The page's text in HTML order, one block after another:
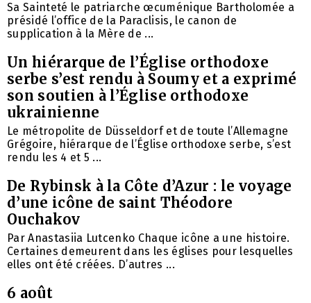
Sa Sainteté le patriarche œcuménique Bartholomée a
présidé l’office de la Paraclisis, le canon de
supplication à la Mère de ...
Un hiérarque de l’Église orthodoxe
serbe s’est rendu à Soumy et a exprimé
son soutien à l’Église orthodoxe
ukrainienne
Le métropolite de Düsseldorf et de toute l’Allemagne
Grégoire, hiérarque de l’Église orthodoxe serbe, s’est
rendu les 4 et 5 ...
De Rybinsk à la Côte d’Azur : le voyage
d’une icône de saint Théodore
Ouchakov
Par Anastasiia Lutcenko Chaque icône a une histoire.
Certaines demeurent dans les églises pour lesquelles
elles ont été créées. D’autres ...
6 août